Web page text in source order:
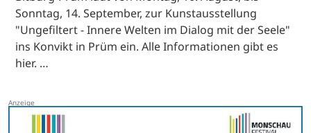
Sonntag, 14. September, zur Kunstausstellung
"Ungefiltert - Innere Welten im Dialog mit der Seele"
ins Konvikt in Prüm ein. Alle Informationen gibt es
hier. …